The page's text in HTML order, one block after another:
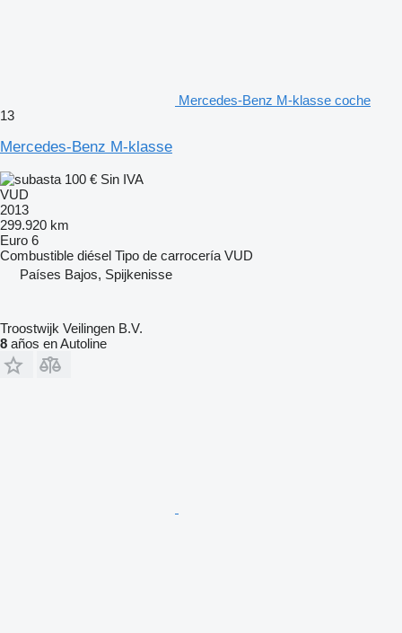
Mercedes-Benz M-klasse coche
13
Mercedes-Benz M-klasse
100 € Sin IVA
VUD
2013
299.920 km
Euro 6
Combustible diésel Tipo de carrocería VUD
Países Bajos, Spijkenisse
Troostwijk Veilingen B.V.
8 años en Autoline